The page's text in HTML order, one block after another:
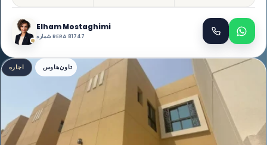
Elham Mostaghimi
شماره RERA 81747
اجاره تاون‌هاوس